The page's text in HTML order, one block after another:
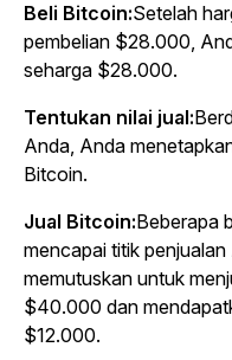
Beli Bitcoin:Setelah
pembelian $28.000,
seharga $28.000.
Tentukan nilai jual:
Anda, Anda
Bitcoin.
Jual Bitcoin:Beberapa
mencapai titik
memutuskan untuk
$40.000 dan
$12.000.